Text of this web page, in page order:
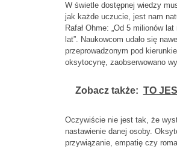
W świetle dostępnej wiedzy
jak każde uczucie, jest nam
Rafał Ohme: „Od 5 milionów
lat”. Naukowcom udało się
przeprowadzonym pod
oksytocynę, zaobserwowano
Zobacz także: TO
Oczywiście nie jest tak, że
nastawienie danej osoby.
przywiązanie, empatię czy